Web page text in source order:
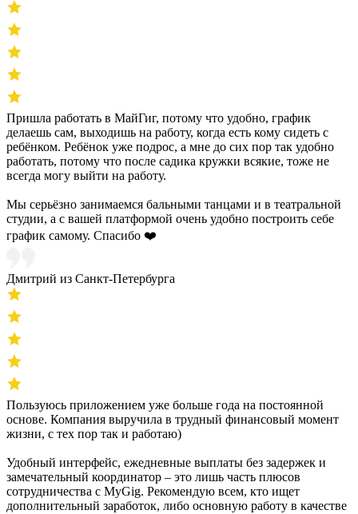
Пришла работать в МайГиг, потому что удобно, график
делаешь сам, выходишь на работу, когда есть кому сидеть с
ребёнком. Ребёнок уже подрос, а мне до сих пор так удобно
работать, потому что после садика кружки всякие, тоже не
всегда могу выйти на работу.
Мы серьёзно занимаемся бальными танцами и в театральной
студии, а с вашей платформой очень удобно построить себе
график самому. Спасибо ❤️
Дмитрий из Санкт-Петербурга
Пользуюсь приложением уже больше года на постоянной
основе. Компания выручила в трудный финансовый момент
жизни, с тех пор так и работаю)
Удобный интерфейс, ежедневные выплаты без задержек и
замечательный координатор – это лишь часть плюсов
сотрудничества с MyGig. Рекомендую всем, кто ищет
дополнительный заработок, либо основную работу в качестве